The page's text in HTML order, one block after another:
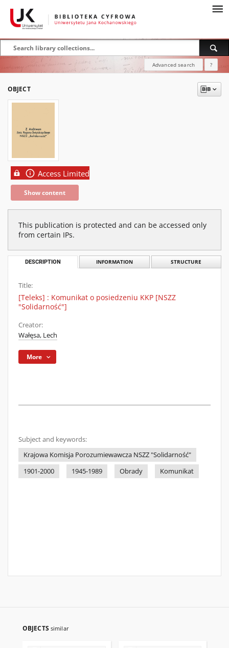
Advanced search ?
OBJECT
Access Limited
Show content
This publication is protected and can be accessed only
from certain IPs.
DESCRIPTION INFORMATION STRUCTURE
Title:
[Teleks] : Komunikat o posiedzeniu KKP [NSZZ
"Solidarność"]
Creator:
Wałęsa, Lech
More
Subject and keywords:
Krajowa Komisja Porozumiewawcza NSZZ "Solidarność"
1901-2000
1945-1989 Obrady Komunikat
OBJECTS similar